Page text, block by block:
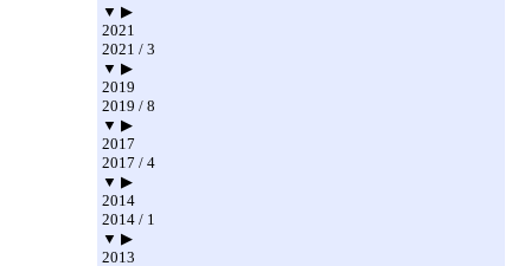
▼ ▶
2021
2021 / 3
▼ ▶
2019
2019 / 8
▼ ▶
2017
2017 / 4
▼ ▶
2014
2014 / 1
▼ ▶
2013